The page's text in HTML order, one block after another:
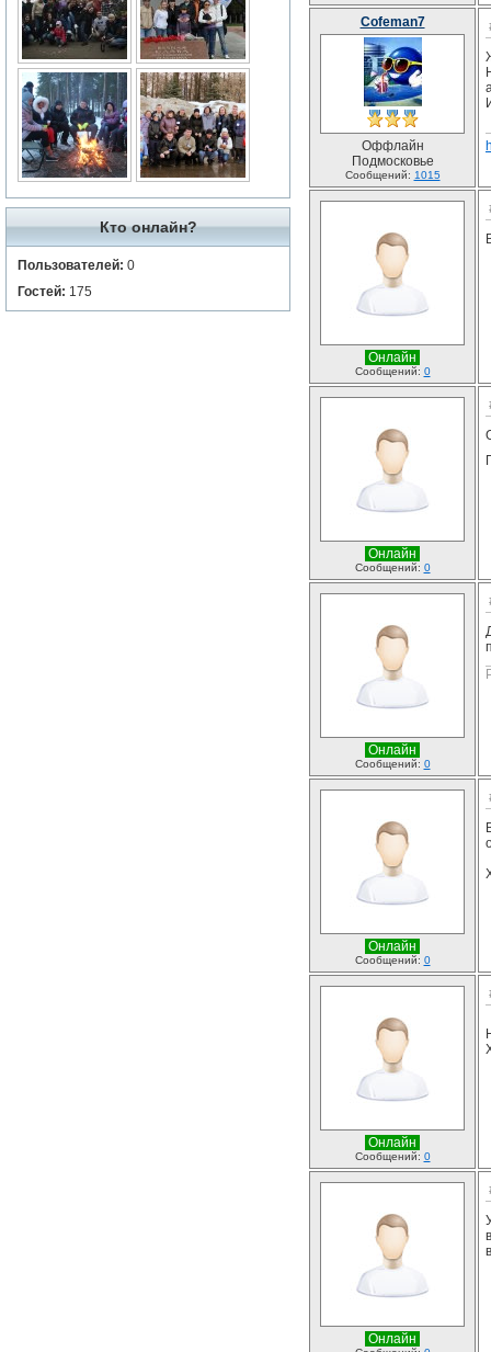
Кто онлайн?
Пользователей: 0
Гостей: 175
Cofeman7
Оффлайн
Подмосковье
Сообщений: 1015
Онлайн
Сообщений: 0
Онлайн
Сообщений: 0
Онлайн
Сообщений: 0
Онлайн
Сообщений: 0
Онлайн
Сообщений: 0
Онлайн